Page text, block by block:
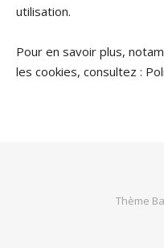
utilisation.
Pour en savoir plus,
les cookies, consultez :
Thème